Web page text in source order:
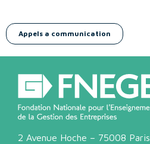
Appels a communication
2 Avenue Hoche – 75008 Paris